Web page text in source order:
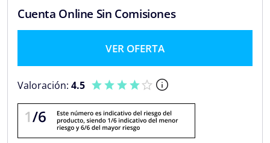
Cuenta Online Sin Comisiones
VER OFERTA
Valoración: 4.5